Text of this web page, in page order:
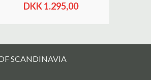
DKK 1.295,00
SCANDINAVIA